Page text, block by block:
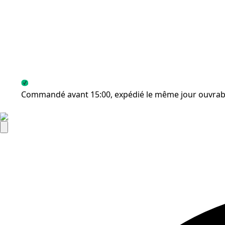
Commandé avant 15:00, expédié le même jour